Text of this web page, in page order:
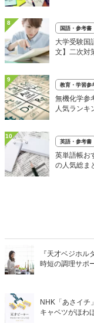
8
国語・参考書
大学受験国
文】二次対
9
教育・学習参
無機化学参
人気ランキ
10
英語・参考書
英単語帳お
の人気総ま
『天才ベジホ
時短の調理サポ
NHK「あさイチ
キャベツがほわ